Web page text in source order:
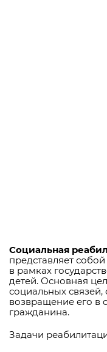
Социальная
представляет
в рамках
детей. Основная
социальных связей,
возвращение его в
гражданина.
Задачи